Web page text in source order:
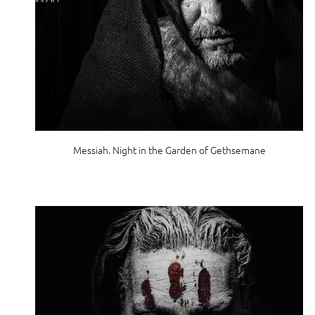
Messiah. Night in the Garden of Gethsemane